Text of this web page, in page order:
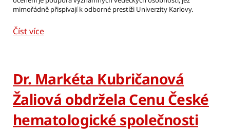
mimořádně přispívají k odborné prestiži Univerzity Karlovy.
Číst více
Dr. Markéta Kubričanová
Žaliová obdržela Cenu České
hematologické společnosti